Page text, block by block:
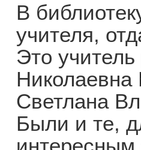
В
учителя,
Это
Николаевна
Светлана
Были и те,